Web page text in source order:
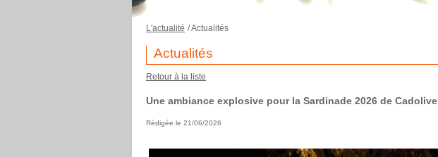
L'actualité /Actualités
Actualités
Retour à la liste
Une ambiance explosive pour la Sardinade 2026 de Cadolive
Rédigée le 21/06/2026